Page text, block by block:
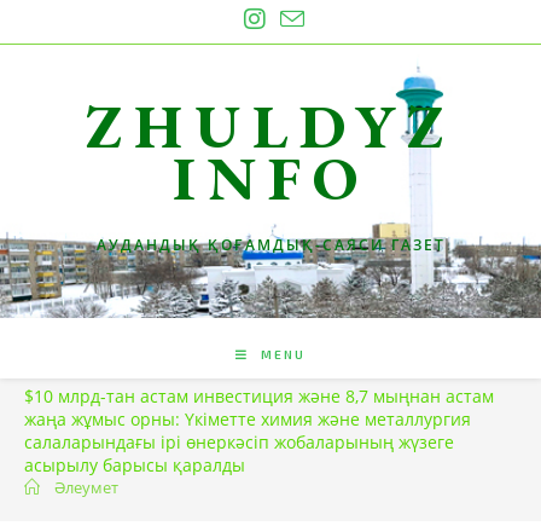
to
ZHULDYZ
INFO
АУДАНДЫҚ ҚОҒАМДЫҚ-САЯСИ ГАЗЕТ
MENU
$10 млрд-тан астам инвестиция және 8,7 мыңнан астам
жаңа жұмыс орны: Үкіметте химия және металлургия
салаларындағы ірі өнеркәсіп жобаларының жүзеге
асырылу барысы қаралды
Әлеумет